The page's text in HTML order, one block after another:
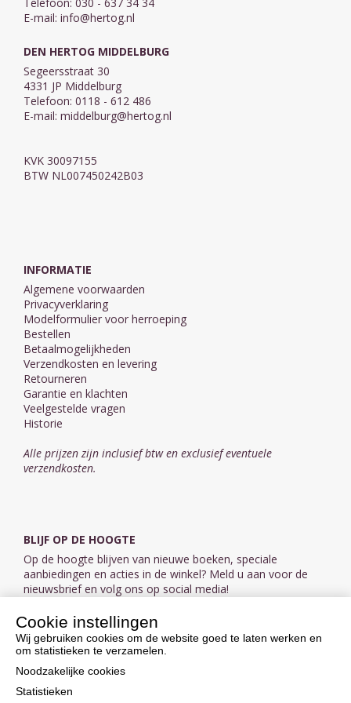
E-mail: info@hertog.nl
DEN HERTOG MIDDELBURG
Segeersstraat 30
4331 JP Middelburg
Telefoon: 0118 - 612 486
E-mail: middelburg@hertog.nl
KVK 30097155
BTW NL007450242B03
INFORMATIE
Algemene voorwaarden
Privacyverklaring
Modelformulier voor herroeping
Bestellen
Betaalmogelijkheden
Verzendkosten en levering
Retourneren
Garantie en klachten
Veelgestelde vragen
Historie
Alle prijzen zijn inclusief btw en exclusief eventuele
verzendkosten.
BLIJF OP DE HOOGTE
Op de hoogte blijven van nieuwe boeken, speciale
aanbiedingen en acties in de winkel? Meld u aan voor de
nieuwsbrief en volg ons op social media!
Aanmelden nieuwsbrief
VOLG ONS OP SOCIAL MEDIA
Cookie instellingen
Wij gebruiken cookies om de website goed te laten werken en
om statistieken te verzamelen.
Noodzakelijke cookies
Statistieken